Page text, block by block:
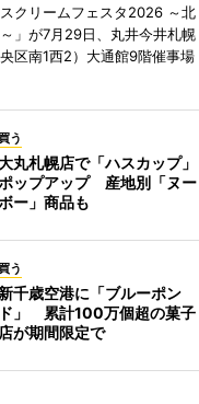
クリームフェスタ2026 ～北
」が7月29日、丸井今井札幌
区南1西2）大通館9階催事場
買う
丸札幌店で「ハスカップ」
ップアップ 産地別「ヌー
ー」商品も
買う
新千歳空港に「ブルーポン
ド」 累計100万個超の菓子
店が期間限定で